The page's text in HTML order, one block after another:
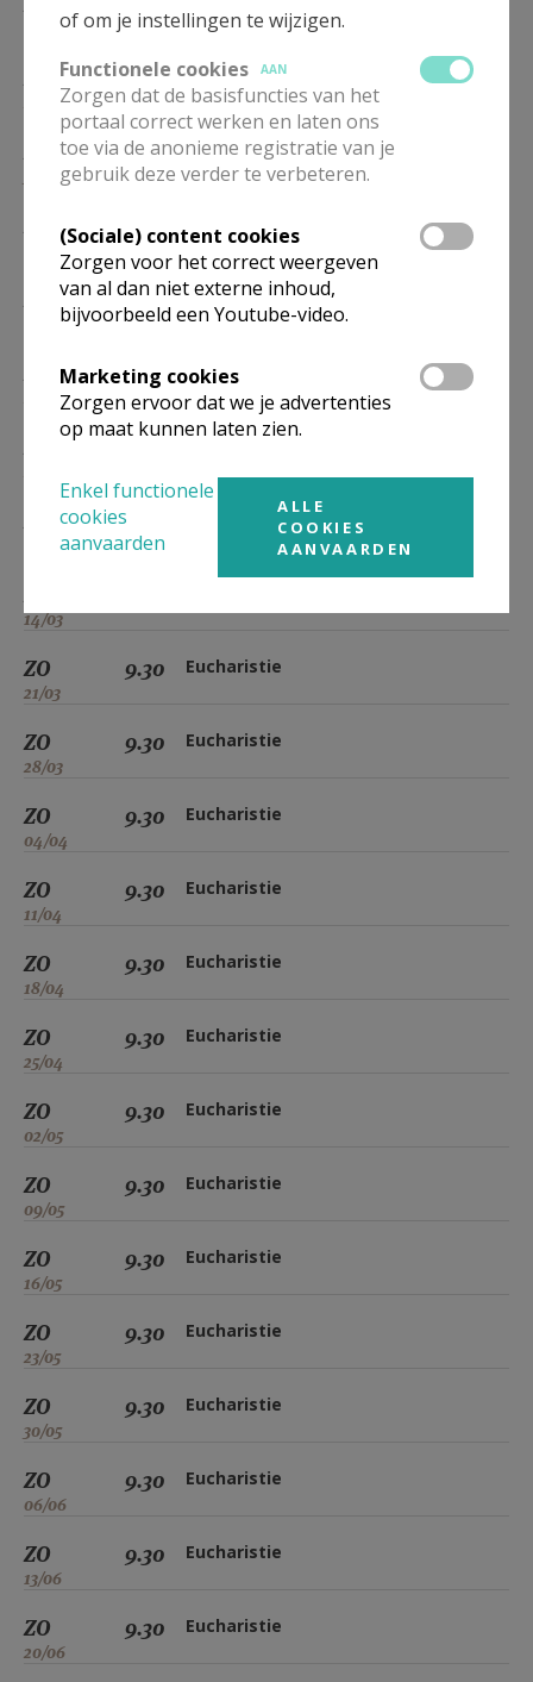
17/01
24/01
9.30 Eucharistie
9.30 Eucharistie
07/02
9.30 Eucharistie
14/02
9.30 Eucharistie
21/02
9.30 Eucharistie
07/03
9.30 Eucharistie
14/03
ZO
21/03
9.30 Eucharistie
ZO
28/03
9.30 Eucharistie
ZO
04/04
9.30 Eucharistie
ZO
11/04
9.30 Eucharistie
ZO
18/04
9.30 Eucharistie
ZO
25/04
9.30 Eucharistie
ZO
02/05
9.30 Eucharistie
ZO
09/05
9.30 Eucharistie
ZO
16/05
9.30 Eucharistie
ZO
23/05
9.30 Eucharistie
ZO
30/05
9.30 Eucharistie
ZO
06/06
9.30 Eucharistie
ZO
13/06
9.30 Eucharistie
ZO
20/06
9.30 Eucharistie
of om je instellingen te wijzigen.
Functionele cookies
AAN
Zorgen dat de basisfuncties van het
portaal correct werken en laten ons
toe via de anonieme registratie van je
gebruik deze verder te verbeteren.
(Sociale) content cookies
Zorgen voor het correct weergeven
van al dan niet externe inhoud,
bijvoorbeeld een Youtube-video.
Marketing cookies
Zorgen ervoor dat we je advertenties
op maat kunnen laten zien.
Enkel functionele
cookies
aanvaarden
ALLE
COOKIES
AANVAARDEN